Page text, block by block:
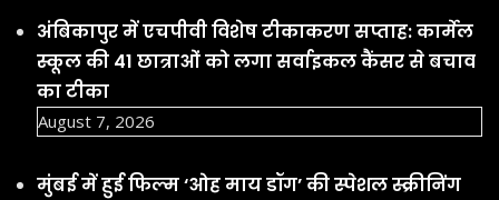
अंबिकापुर में एचपीवी विशेष टीकाकरण सप्ताह: कार्मेल
स्कूल की 41 छात्राओं को लगा सर्वाइकल कैंसर से बचाव
का टीका
August 7, 2026
मुंबई में हुई फिल्म ‘ओह माय डॉग’ की स्पेशल स्क्रीनिंग